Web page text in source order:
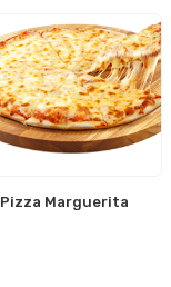
Pizza Marguerita